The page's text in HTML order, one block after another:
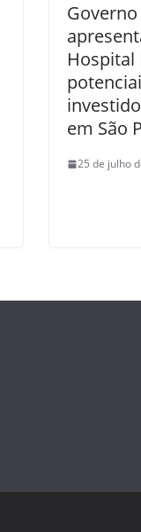
Governo
Hospital
em São
25 de julho